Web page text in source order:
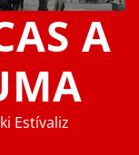
A
Estívaliz